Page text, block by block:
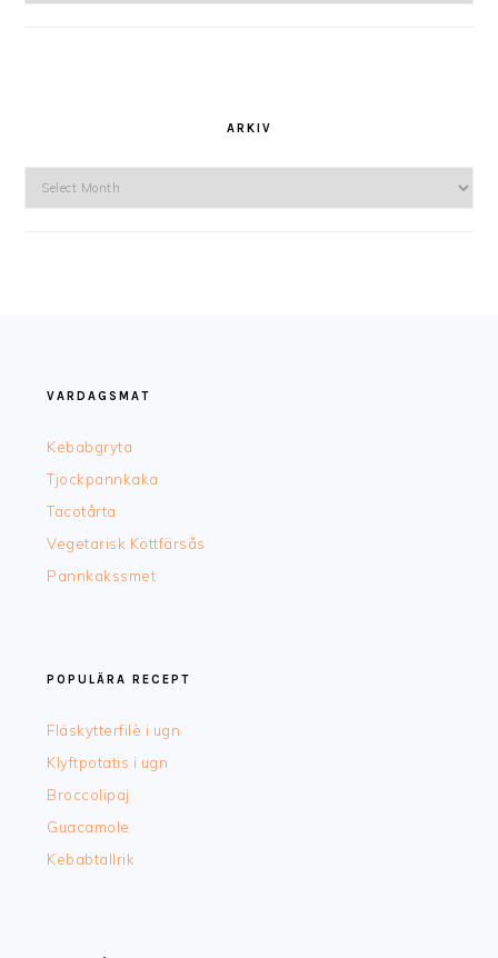
ARKIV
VARDAGSMAT
Kebabgryta
Tjockpannkaka
Tacotårta
Vegetarisk Köttfärsås
Pannkakssmet
POPULÄRA RECEPT
Fläskytterfilè i ugn
Klyftpotatis i ugn
Broccolipaj
Guacamole
Kebabtallrik